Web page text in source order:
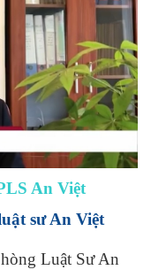
An Việt
sư An Việt
Luật Sư An